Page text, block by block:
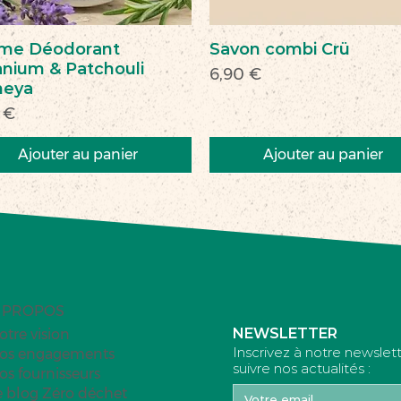
Déodorant
& Patchouli
€
Ajouter au panier
Savon combi Crü
Prix
6,90 €
Ajouter au panier
Nouveau
Nouveau
vision
engagements
fournisseurs
blog Zéro déchet
NEWSLETTER
Inscrivez à notre
suivre nos actualités :